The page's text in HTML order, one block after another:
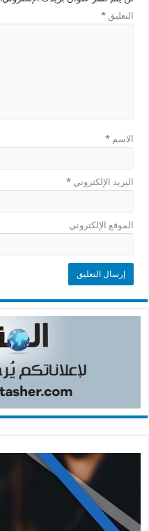
التعليق*
الاسم*
البريد الإلكتروني*
الموقع الإلكتروني